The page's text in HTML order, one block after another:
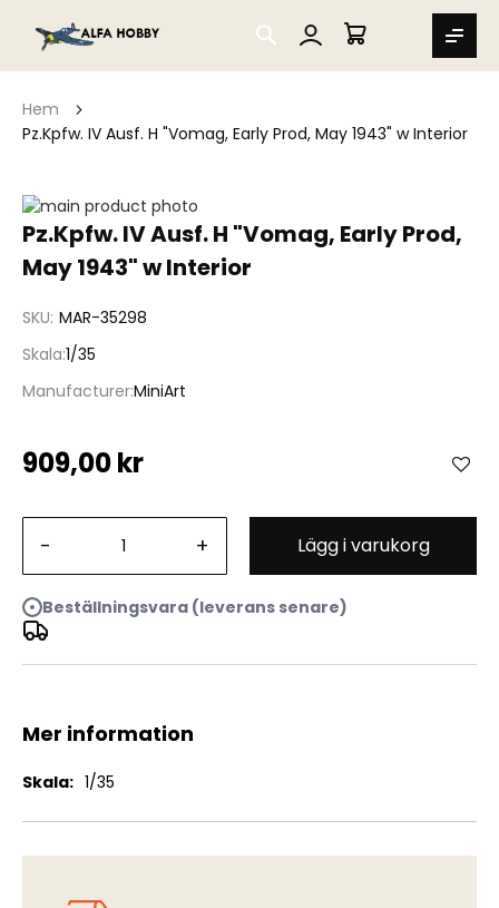
SEARCH
MIN VARUKORG
Hem
Pz.Kpfw. IV Ausf. H "Vomag, Early Prod, May 1943" w Interior
Pz.Kpfw. IV Ausf. H "Vomag, Early Prod,
May 1943" w Interior
SKU MAR-35298
Skala 1/35
ManufacturerMiniArt
909,00 kr
- + Lägg i varukorg
Beställningsvara (leverans senare)
Hoppa
till
av
Pz.Kpfw. IV Ausf. H "Vomag, Early Prod, May 1943" w
Hoppa
början
bildgalleriet
Mer information
Mer
1/35